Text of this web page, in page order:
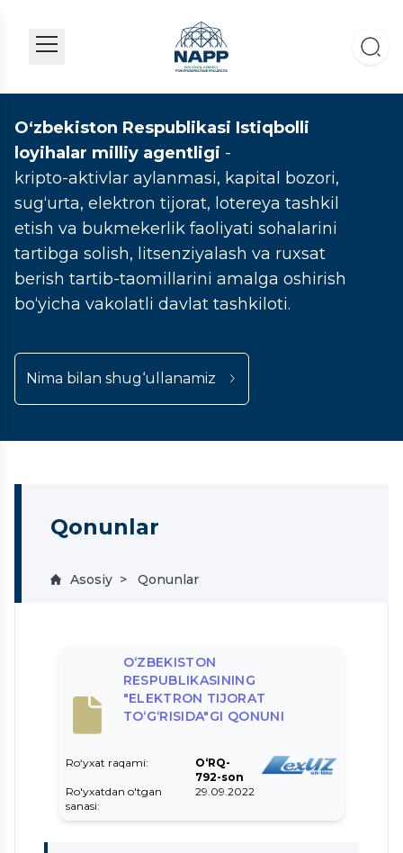
O‘zbekiston Respublikasi Istiqbolli
loyihalar milliy agentligi -
kripto-aktivlar aylanmasi, kapital bozori,
sug‘urta, elektron tijorat, lotereya tashkil
etish va bukmekerlik faoliyati sohalarini
tartibga solish, litsenziyalash va ruxsat
berish tartib-taomillarini amalga oshirish
bo‘yicha vakolatli davlat tashkiloti.
Nima bilan shug‘ullanamiz
Qonunlar
Asosiy Qonunlar
O‘ZBEKISTON
RESPUBLIKASINING
"ELEKTRON TIJORAT
TO‘G‘RISIDA"GI QONUNI
Ro‘yxat raqami:
O‘RQ-
792-son
Ro'yxatdan o'tgan
sanasi:
29.09.2022